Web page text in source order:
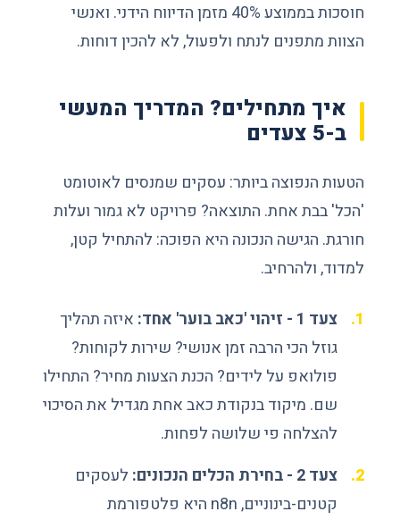
חוסכות בממוצע 40% מזמן הדיווח הידני. ואנשי
הצוות מתפנים לנתח ולפעול, לא להכין דוחות.
איך מתחילים? המדריך המעשי
ב-5 צעדים
הטעות הנפוצה ביותר: עסקים שמנסים לאוטומט
'הכל' בבת אחת. התוצאה? פרויקט לא גמור ועלות
חורגת. הגישה הנכונה היא הפוכה: להתחיל קטן,
למדוד, ולהרחיב.
צעד 1 - זיהוי 'כאב בוער' אחד:
איזה תהליך
גוזל הכי הרבה זמן אנושי? שירות לקוחות?
פולואפ על לידים? הכנת הצעות מחיר? התחילו
שם. מיקוד בנקודת כאב אחת מגדיל את הסיכוי
להצלחה פי שלושה לפחות.
צעד 2 - בחירת הכלים הנכונים:
לעסקים
קטנים-בינוניים, n8n היא פלטפורמת